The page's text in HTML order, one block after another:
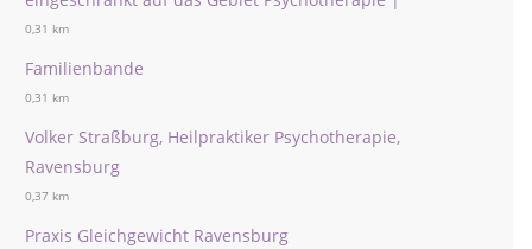
0,31 km
Familienbande
0,31 km
Volker Straßburg, Heilpraktiker Psychotherapie,
Ravensburg
0,37 km
Praxis Gleichgewicht Ravensburg